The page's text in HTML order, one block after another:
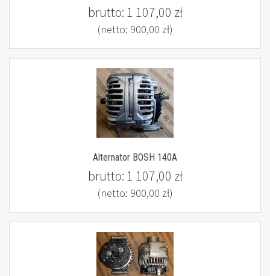
brutto: 1 107,00 zł
(netto: 900,00 zł)
Alternator BOSH 140A
brutto: 1 107,00 zł
(netto: 900,00 zł)